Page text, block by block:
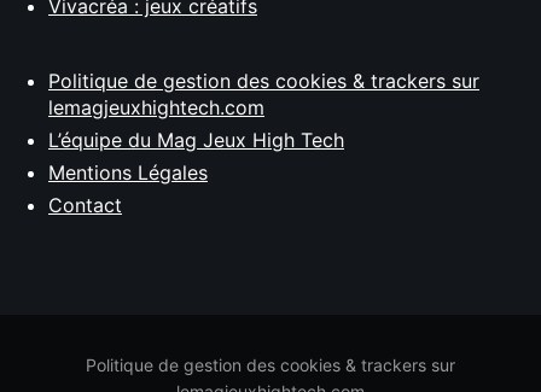
Vivacréa : jeux créatifs
Politique de gestion des cookies & trackers sur
lemagjeuxhightech.com
L’équipe du Mag Jeux High Tech
Mentions Légales
Contact
Politique de gestion des cookies & trackers sur